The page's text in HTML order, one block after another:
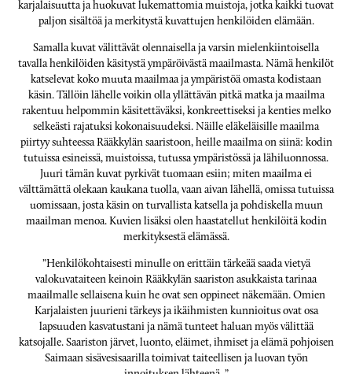
karjalaisuutta ja huokuvat lukemattomia muistoja, jotka kaikki tuovat
paljon sisältöä ja merkitystä kuvattujen henkilöiden elämään.
Samalla kuvat välittävät olennaisella ja varsin mielenkiintoisella
tavalla henkilöiden käsitystä ympäröivästä maailmasta. Nämä henkilöt
katselevat koko muuta maailmaa ja ympäristöä omasta kodistaan
käsin. Tällöin lähelle voikin olla yllättävän pitkä matka ja maailma
rakentuu helpommin käsitettäväksi, konkreettiseksi ja kenties melko
selkeästi rajatuksi kokonaisuudeksi. Näille eläkeläisille maailma
piirtyy suhteessa Rääkkylän saaristoon, heille maailma on siinä: kodin
tutuissa esineissä, muistoissa, tutussa ympäristössä ja lähiluonnossa.
Juuri tämän kuvat pyrkivät tuomaan esiin; miten maailma ei
välttämättä olekaan kaukana tuolla, vaan aivan lähellä, omissa tutuissa
uomissaan, josta käsin on turvallista katsella ja pohdiskella muun
maailman menoa. Kuvien lisäksi olen haastatellut henkilöitä kodin
merkityksestä elämässä.
”Henkilökohtaisesti minulle on erittäin tärkeää saada vietyä
valokuvataiteen keinoin Rääkkylän saariston asukkaista tarinaa
maailmalle sellaisena kuin he ovat sen oppineet näkemään. Omien
Karjalaisten juurieni tärkeys ja ikäihmisten kunnioitus ovat osa
lapsuuden kasvatustani ja nämä tunteet haluan myös välittää
katsojalle. Saariston järvet, luonto, eläimet, ihmiset ja elämä pohjoisen
Saimaan sisävesisaarilla toimivat taiteellisen ja luovan työn